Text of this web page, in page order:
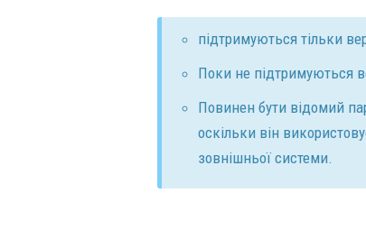
підтримуються тільки
Поки не підтримуються
Повинен бути відомий
оскільки він
зовнішньої системи.